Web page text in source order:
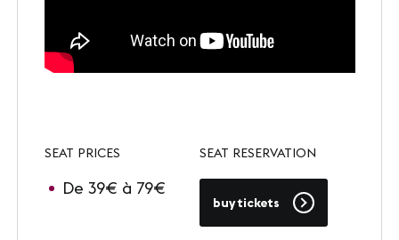
SEAT PRICES
De 39€ à 79€
SEAT RESERVATION
buy tickets